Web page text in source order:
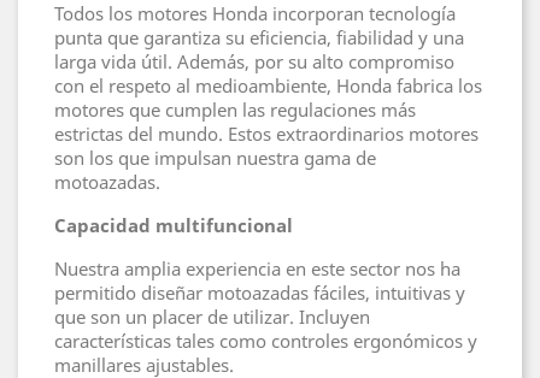
Todos los motores Honda incorporan tecnología
punta que garantiza su eficiencia, fiabilidad y una
larga vida útil. Además, por su alto compromiso
con el respeto al medioambiente, Honda fabrica los
motores que cumplen las regulaciones más
estrictas del mundo. Estos extraordinarios motores
son los que impulsan nuestra gama de
motoazadas.
Capacidad multifuncional
Nuestra amplia experiencia en este sector nos ha
permitido diseñar motoazadas fáciles, intuitivas y
que son un placer de utilizar. Incluyen
características tales como controles ergonómicos y
manillares ajustables.